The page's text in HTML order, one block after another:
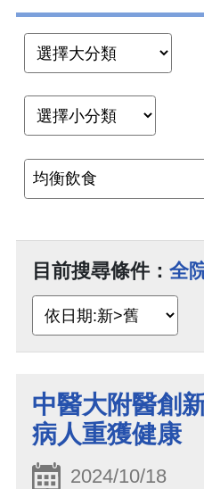
目前搜尋條件： 全
中醫大附醫創
病人重獲健康
2024/10/18